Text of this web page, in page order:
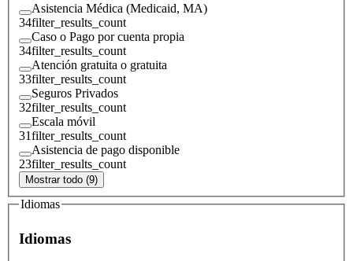
Asistencia Médica (Medicaid, MA)
34filter_results_count
Caso o Pago por cuenta propia
34filter_results_count
Atención gratuita o gratuita
33filter_results_count
Seguros Privados
32filter_results_count
Escala móvil
31filter_results_count
Asistencia de pago disponible
23filter_results_count
Mostrar todo (9)
Idiomas
Idiomas